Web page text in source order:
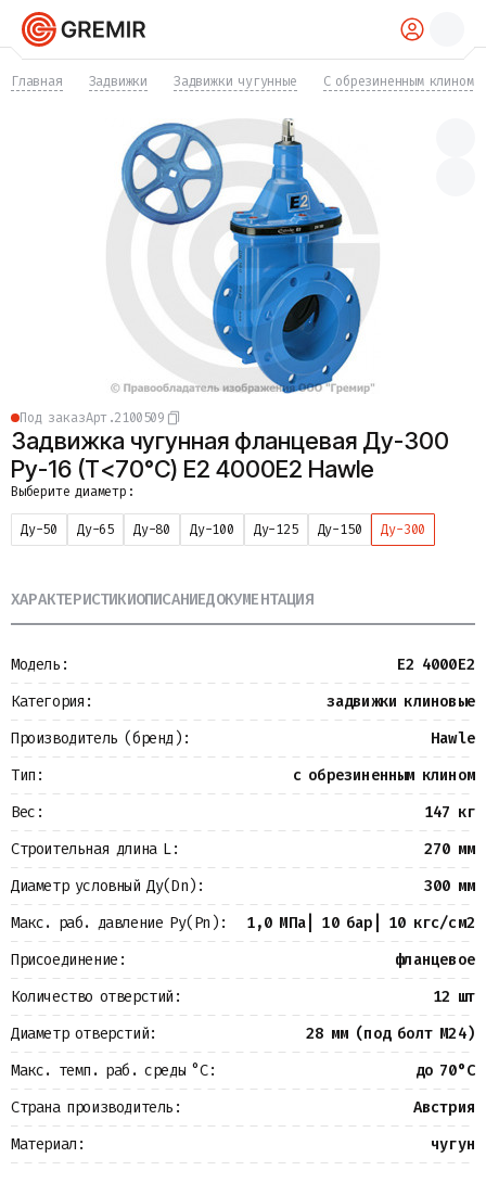
Переходы
Компенсаторы
Фасонные части
Крепеж
Прокладки и уплотнения
Теплоизоляция
Измерительные приборы
Баки
Водомерные узлы
Главная Задвижки Задвижки чугунные С обрезиненным клином
Под заказАрт.2100509
Задвижка чугунная фланцевая Ду-300
Ру-16 (Т<70°С) E2 4000E2 Hawle
Выберите диаметр:
Ду-50 Ду-65 Ду-80 Ду-100 Ду-125 Ду-150 Ду-300
ХАРАКТЕРИСТИКИОПИСАНИЕДОКУМЕНТАЦИЯ
Модель:
E2 4000E2
Категория:
задвижки клиновые
Производитель (бренд):
Hawle
Тип:
с обрезиненным клином
Вес:
147 кг
Строительная длина L:
270 мм
Диаметр условный Ду(Dn):
300 мм
Макс. раб. давление Ру(Pn):
1,0 МПа| 10 бар| 10 кгс/см2
Присоединение:
фланцевое
Количество отверстий:
12 шт
Диаметр отверстий:
28 мм (под болт М24)
Макс. темп. раб. среды °С:
до 70°С
Страна производитель:
Австрия
Материал:
чугун